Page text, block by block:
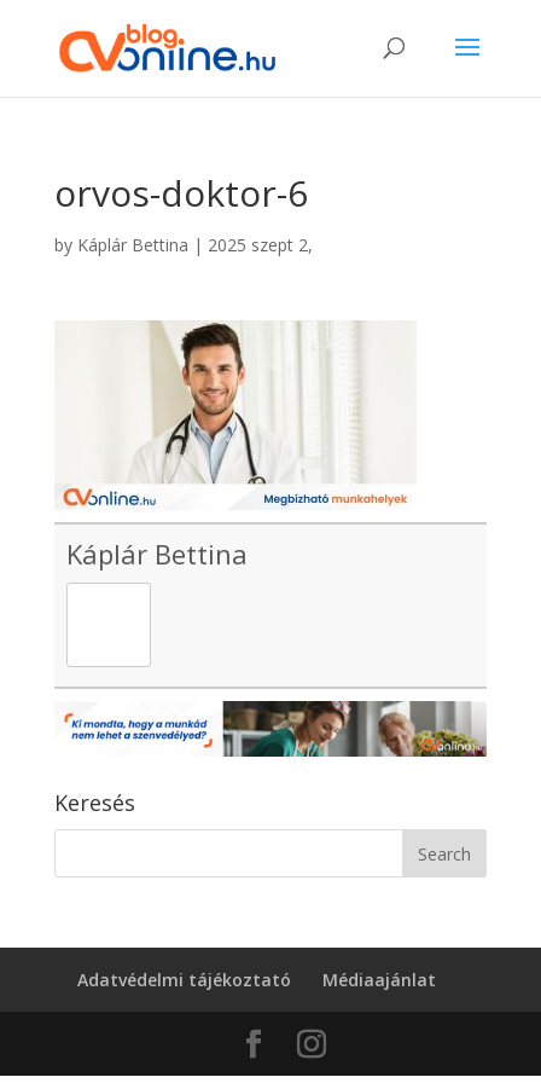
orvos-doktor-6
by Káplár Bettina | 2025 szept 2,
Káplár Bettina
Keresés
Adatvédelmi tájékoztató Médiaajánlat